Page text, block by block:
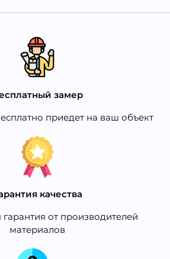
замер
приедет на ваш объект
качества
от производителей
материалов